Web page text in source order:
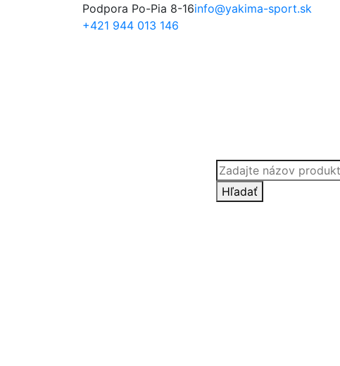
Podpora Po-Pia 8-16
+421 944 013 146
info@yakima-sport.sk
Products
search
Hľadať